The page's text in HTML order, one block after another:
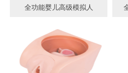
全功能婴儿高级模拟人